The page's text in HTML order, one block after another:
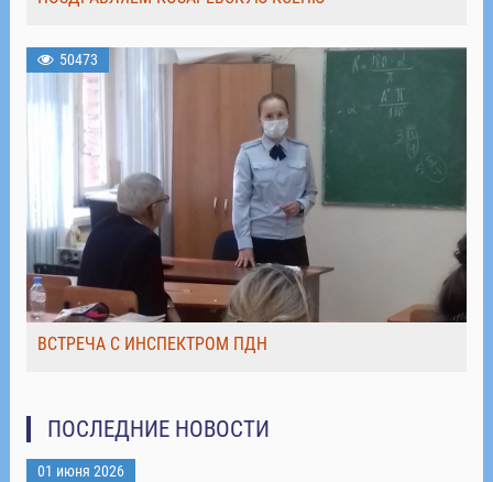
50473
ВСТРЕЧА С ИНСПЕКТРОМ ПДН
ПОСЛЕДНИЕ НОВОСТИ
01 июня 2026